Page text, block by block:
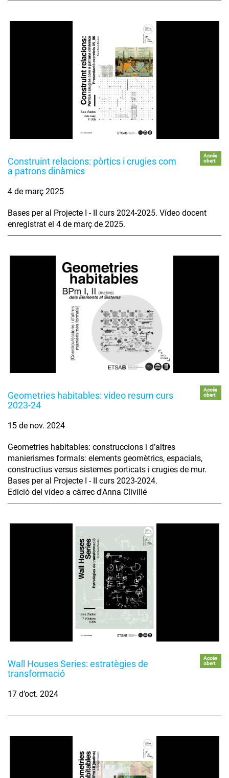
Construint relacions: pòrtics i crugies com
a patrons dinàmics
Accés
obert
4 de març 2025
Bases per al Projecte I - II curs 2024-2025. Vídeo docent
enregistrat el 4 de març de 2025.
Geometries habitables: video resum curs
2023-24
Accés
obert
15 de nov. 2024
Geometries habitables: construccions i d’altres
manierismes formals: elements geomètrics, espacials,
constructius versus sistemes porticats i crugies de mur.
Bases per al Projecte I - II curs 2023-2024.
Edició del vídeo a càrrec d'Anna Clivillé
Wall Houses Series: estratègies de
transformació
Accés
obert
17 d’oct. 2024